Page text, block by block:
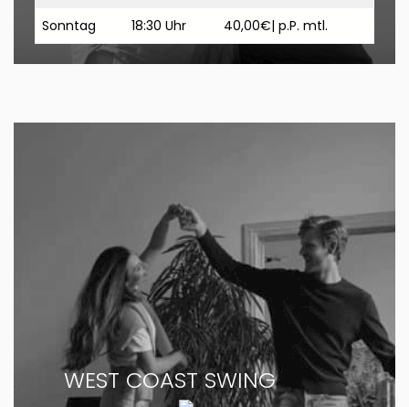
Sonntag
18:30 Uhr 40,00€| p.P. mtl.
WEST COAST SWING